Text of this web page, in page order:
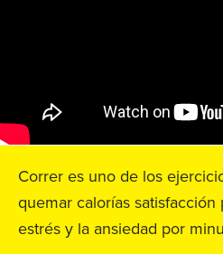
Correr es uno de los
quemar calorías satisfacción
estrés y la ansiedad por